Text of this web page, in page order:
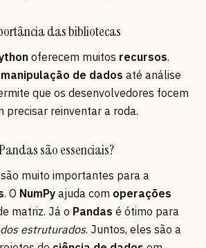
das bibliotecas
oferecem muitos recursos.
manipulação de dados até análise
que os desenvolvedores focem
precisar reinventar a roda.
são essenciais?
muito importantes para a
. O NumPy ajuda com operações
matriz. Já o Pandas é ótimo para
estruturados. Juntos, eles são a